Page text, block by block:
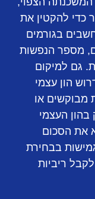
כדי להקטין את
בגורמים
מספר הנפשות
גם למיקום
הון עצמי
מבוקשים או
העצמי
את הסכום
בבחירת
ריביות